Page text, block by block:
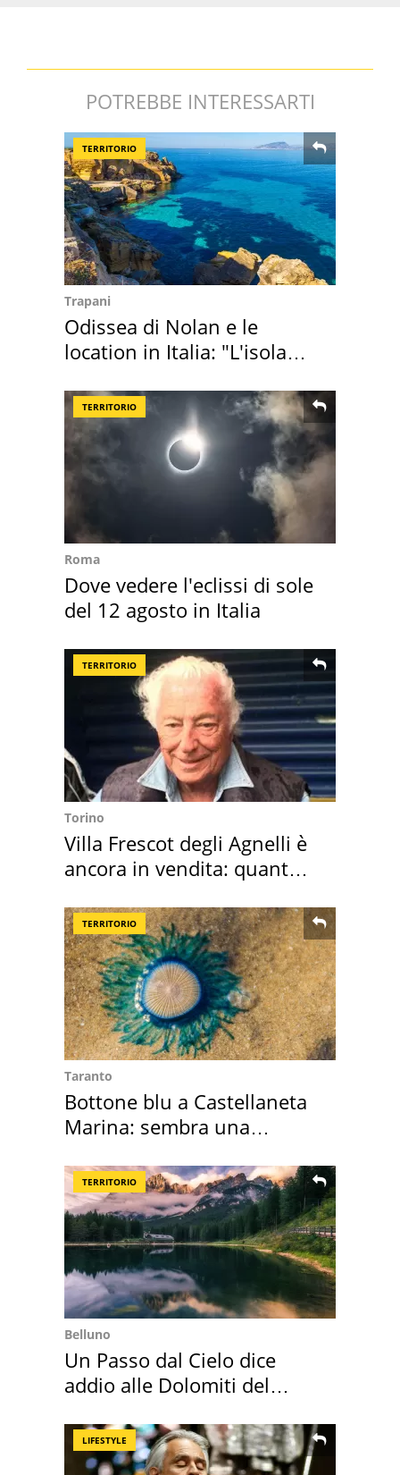
POTREBBE INTERESSARTI
TERRITORIO
Trapani
Odissea di Nolan e le
location in Italia: "L'isola
TERRITORIO
Roma
Dove vedere l'eclissi di sole
del 12 agosto in Italia
TERRITORIO
Torino
Villa Frescot degli Agnelli è
ancora in vendita: quanto
TERRITORIO
Taranto
Bottone blu a Castellaneta
Marina: sembra una
TERRITORIO
Belluno
Un Passo dal Cielo dice
addio alle Dolomiti del
LIFESTYLE